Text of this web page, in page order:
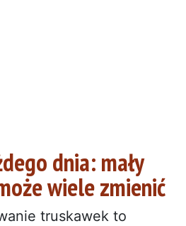
dnia: mały
wiele zmienić
truskawek to